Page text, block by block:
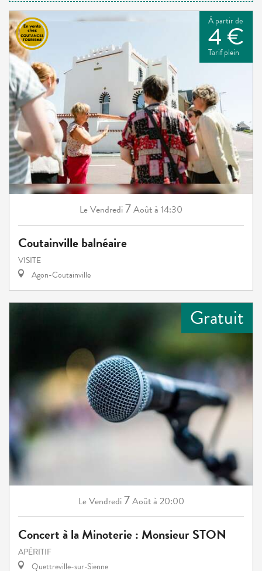
À partir de
4 €
Tarif plein
LeVendredi7Aoûtà 14:30
Coutainville balnéaire
VISITE
Agon-Coutainville
Gratuit
Le Vendredi7Aoûtà 20:00
Concert à la Minoterie : Monsieur STON
APÉRITIF
Quettreville-sur-Sienne